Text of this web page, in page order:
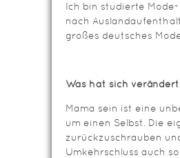
Ich bin studierte
nach
großes deutsches
Was hat sich
Mama sein ist eine
um einen Selbst. Die
zurückzuschrauben
Umkehrschluss auch